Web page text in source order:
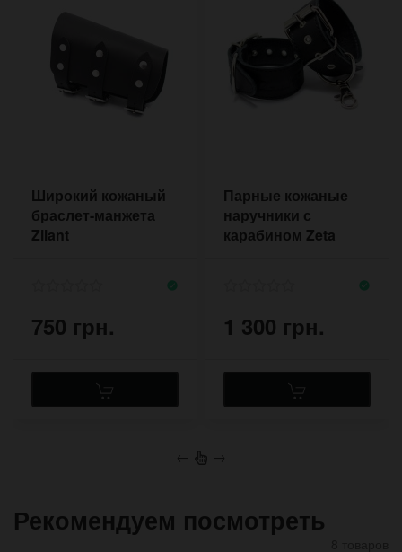
Широкий кожаный
браслет-манжета
Zilant
750 грн.
Парные кожаные
наручники с
карабином Zeta
1 300 грн.
← →
Рекомендуем посмотреть